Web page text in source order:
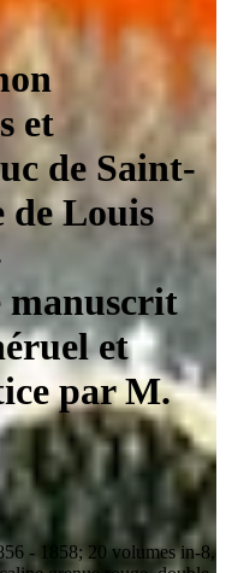
et
de Saint-
de Louis
manuscrit
et
par M.
- 1858; 20 volumes in-8,